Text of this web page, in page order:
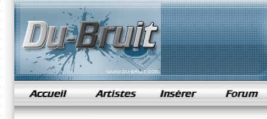
samples de rap